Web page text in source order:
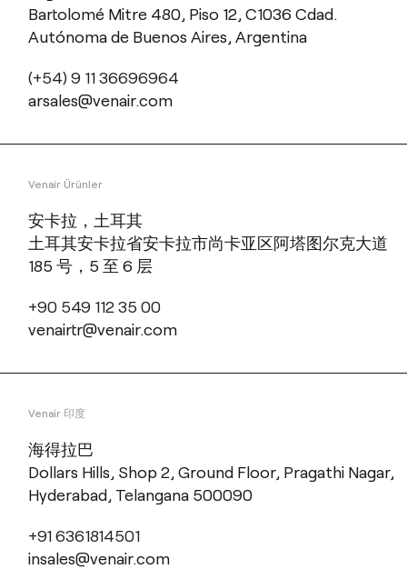
Bartolomé Mitre 480, Piso 12, C1036 Cdad.
Autónoma de Buenos Aires, Argentina
(+54) 9 11 36696964
arsales@venair.com
Venair Ürünler
安卡拉，土耳其
土耳其安卡拉省安卡拉市尚卡亚区阿塔图尔克大道
185 号，5 至 6 层
+90 549 112 35 00
venairtr@venair.com
Venair 印度
海得拉巴
Dollars Hills, Shop 2, Ground Floor, Pragathi Nagar,
Hyderabad, Telangana 500090
+91 6361814501
insales@venair.com